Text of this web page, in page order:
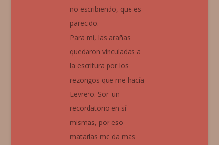
no escribiendo, que es
parecido.
Para mi, las arañas
quedaron vinculadas a
la escritura por los
rezongos que me hacía
Levrero. Son un
recordatorio en sí
mismas, por eso
matarlas me da mas